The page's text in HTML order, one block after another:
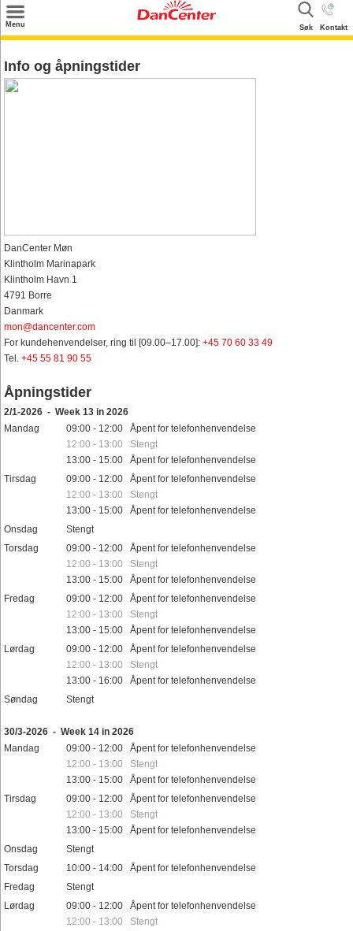
Menu Kontakt
Søk
Tilbud
Eier login
Info og åpningstider
DanCenter Møn
Klintholm Marinapark
Klintholm Havn 1
4791 Borre
Danmark
mon@dancenter.com
For kundehenvendelser, ring til [09.00–17.00]: +45 70 60 33 49
Tel. +45 55 81 90 55
Åpningstider
2/1-2026 - Week 13 in 2026
Mandag
09:00 - 12:00 Åpent for telefonhenvendelse
12:00 - 13:00 Stengt
13:00 - 15:00 Åpent for telefonhenvendelse
Tirsdag
09:00 - 12:00 Åpent for telefonhenvendelse
12:00 - 13:00 Stengt
13:00 - 15:00 Åpent for telefonhenvendelse
Onsdag
Stengt
Torsdag
09:00 - 12:00 Åpent for telefonhenvendelse
12:00 - 13:00 Stengt
13:00 - 15:00 Åpent for telefonhenvendelse
Fredag
09:00 - 12:00 Åpent for telefonhenvendelse
12:00 - 13:00 Stengt
13:00 - 15:00 Åpent for telefonhenvendelse
Lørdag
09:00 - 12:00 Åpent for telefonhenvendelse
12:00 - 13:00 Stengt
13:00 - 16:00 Åpent for telefonhenvendelse
Søndag
Stengt
30/3-2026 - Week 14 in 2026
Mandag
09:00 - 12:00 Åpent for telefonhenvendelse
12:00 - 13:00 Stengt
13:00 - 15:00 Åpent for telefonhenvendelse
Tirsdag
09:00 - 12:00 Åpent for telefonhenvendelse
12:00 - 13:00 Stengt
13:00 - 15:00 Åpent for telefonhenvendelse
Onsdag
Stengt
Torsdag
10:00 - 14:00 Åpent for telefonhenvendelse
Fredag
Stengt
Lørdag
09:00 - 12:00 Åpent for telefonhenvendelse
12:00 - 13:00 Stengt